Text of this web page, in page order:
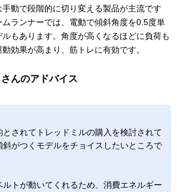
動で段階的に切り変える製品が主流です
ランナーでは、電動で傾斜角度を0.5度単
もあります。角度が高くなるほどに負荷も
効果が高まり、筋トレに有効です。
んのアドバイス
とされてトレッドミルの購入を検討されて
斜がつくモデルをチョイスしたいところで
ルトが動いてくれるため、消費エネルギー